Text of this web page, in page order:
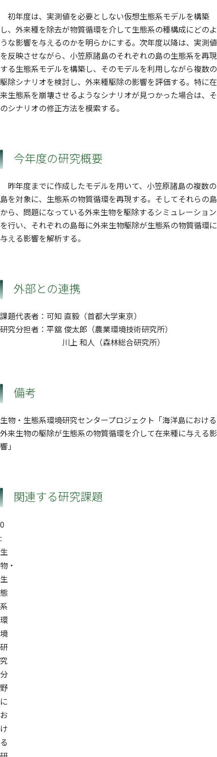
初年度は、実測値を必要としない仮想生態系モデルを構築
し、外来種を除去が物質循環を介して生態系の種構成にどのよ
うな影響を与えるのかを明らかにする。次年度以降は、実測値
を反映させながら、小笠原諸島のそれぞれの島の生態系を再現
する生態系モデルを構築し、そのモデルを利用しながら複数の
駆除シナリオを検討し、外来種駆除の影響を評価する。特に在
来生態系を崩壊させるようなシナリオが見つかった場合は、そ
のシナリオの修正方法を模索する。
今年度の研究概要
昨年度までに作成したモデルを用いて、小笠原諸島の複数の
島を対象に、生態系の物質循環を再現する。そしてそれらの島
から、問題になっている外来生物を駆除するシミュレーション
を行い、それぞれの島毎に外来生物駆除が生態系の物質循環に
与える影響を解析する。
外部との連携
課題代表者：可知 直毅（首都大学東京）
研究分担者：平舘 俊太郎（農業環境技術研究所）
川上 和人（森林総合研究所）
備考
生物・生態系環境研究センタープロジェクト「海洋島における
外来生物の駆除が生態系の物質循環を介して在来種に与える影
響」
関連する研究課題
0
:
生
物・
生
態
系
環
境
研
究
分
野
に
お
け
る